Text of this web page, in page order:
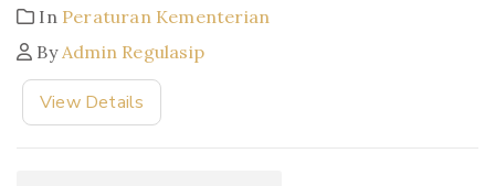
In Peraturan Kementerian
ByAdmin Regulasip
View Details